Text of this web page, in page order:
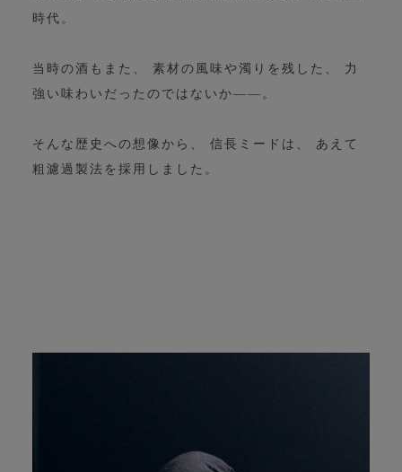
時代。
当時の酒もまた、 素材の風味や濁りを残した、 力
強い味わいだったのではないか――。
そんな歴史への想像から、 信長ミードは、 あえて
粗濾過製法を採用しました。